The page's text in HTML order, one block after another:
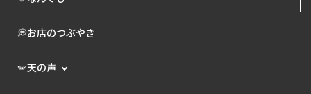
💭お店のつぶやき
🪽天の声